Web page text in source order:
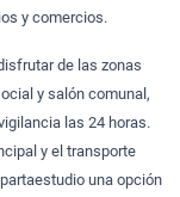
y comercios.
de las zonas
y salón comunal,
las 24 horas.
y el transporte
una opción